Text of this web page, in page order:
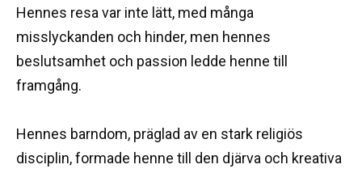
Hennes resa var inte lätt, med många
misslyckanden och hinder, men hennes
beslutsamhet och passion ledde henne till
framgång.
Hennes barndom, präglad av en stark religiös
disciplin, formade henne till den djärva och kreativa